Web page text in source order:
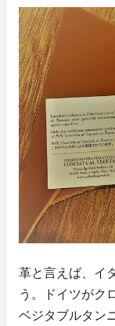
革と言えば、イ
う。ドイツがク
ベジタブルタン